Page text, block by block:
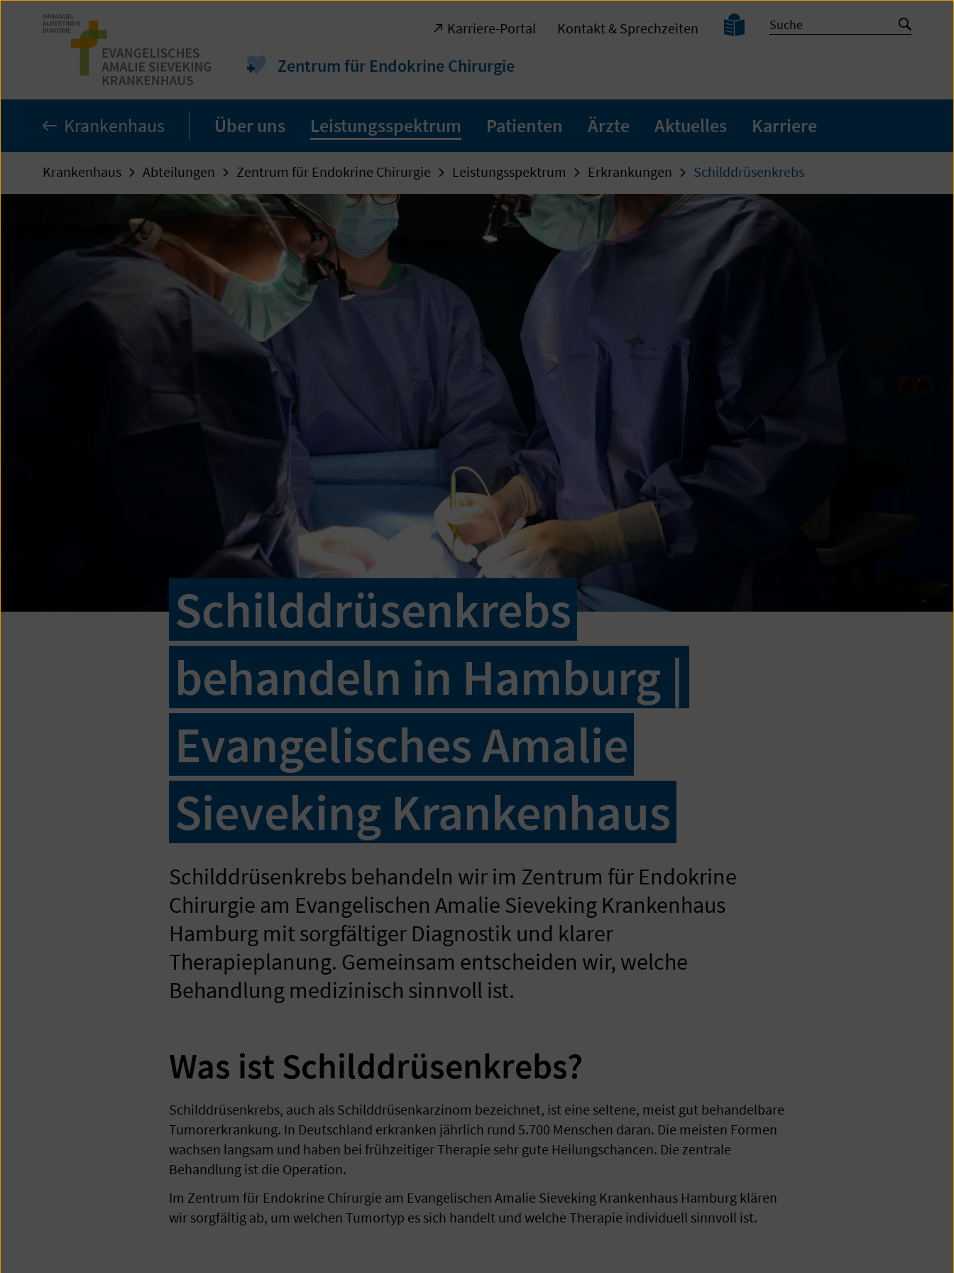
Zum
Seiteninhalt
Zentrum für Endokrine Chirurgie
Karriere-Portal Kontakt & Sprechzeiten
Leichte
Sprache
Suche
Suche
starten
Krankenhaus Über uns Leistungsspektrum Patienten Ärzte Aktuelles Karriere
Krankenhaus Abteilungen Zentrum für Endokrine Chirurgie Leistungsspektrum Erkrankungen Schilddrüsenkrebs
Schilddrüsenkrebs
behandeln in Hamburg |
Evangelisches Amalie
Sieveking Krankenhaus
Schilddrüsenkrebs behandeln wir im Zentrum für Endokrine
Chirurgie am Evangelischen Amalie Sieveking Krankenhaus
Hamburg mit sorgfältiger Diagnostik und klarer
Therapieplanung. Gemeinsam entscheiden wir, welche
Behandlung medizinisch sinnvoll ist.
Was ist Schilddrüsenkrebs?
Schilddrüsenkrebs, auch als Schilddrüsenkarzinom bezeichnet, ist eine seltene, meist gut behandelbare
Tumorerkrankung. In Deutschland erkranken jährlich rund 5.700 Menschen daran. Die meisten Formen
wachsen langsam und haben bei frühzeitiger Therapie sehr gute Heilungschancen. Die zentrale
Behandlung ist die Operation.
Im Zentrum für Endokrine Chirurgie am Evangelischen Amalie Sieveking Krankenhaus Hamburg klären
wir sorgfältig ab, um welchen Tumortyp es sich handelt und welche Therapie individuell sinnvoll ist.